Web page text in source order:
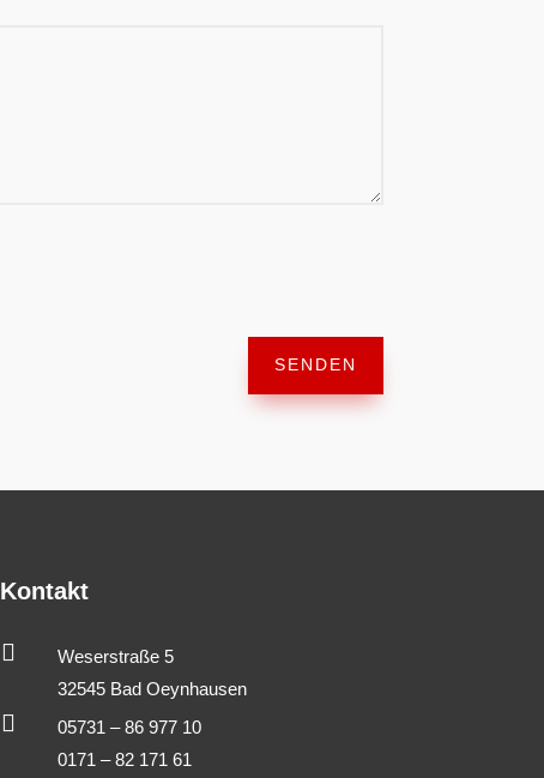
SENDEN
Kontakt

Weserstraße 5
32545 Bad Oeynhausen

05731 – 86 977 10
0171 – 82 171 61